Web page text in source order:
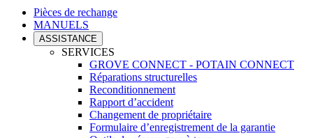
Pièces de rechange
MANUELS
ASSISTANCE
SERVICES
GROVE CONNECT - POTAIN CONNECT
Réparations structurelles
Reconditionnement
Rapport d’accident
Changement de propriétaire
Formulaire d’enregistrement de la garantie